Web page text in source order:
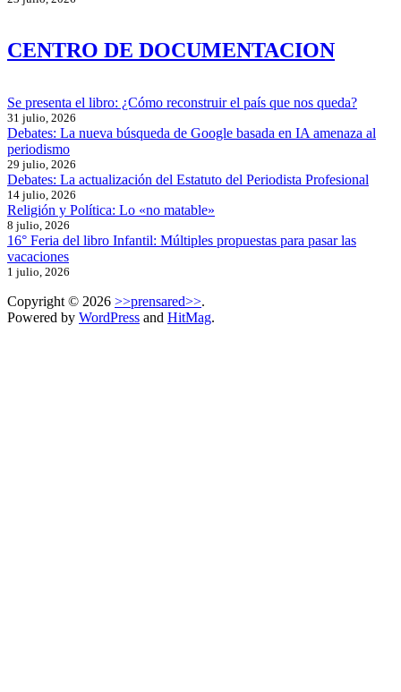
CENTRO DE DOCUMENTACION
Se presenta el libro: ¿Cómo reconstruir el país que nos queda?
31 julio, 2026
Debates: La nueva búsqueda de Google basada en IA amenaza al
periodismo
29 julio, 2026
Debates: La actualización del Estatuto del Periodista Profesional
14 julio, 2026
Religión y Política: Lo «no matable»
8 julio, 2026
16° Feria del libro Infantil: Múltiples propuestas para pasar las
vacaciones
1 julio, 2026
Copyright © 2026 >>prensared>>.
Powered by WordPress and HitMag.